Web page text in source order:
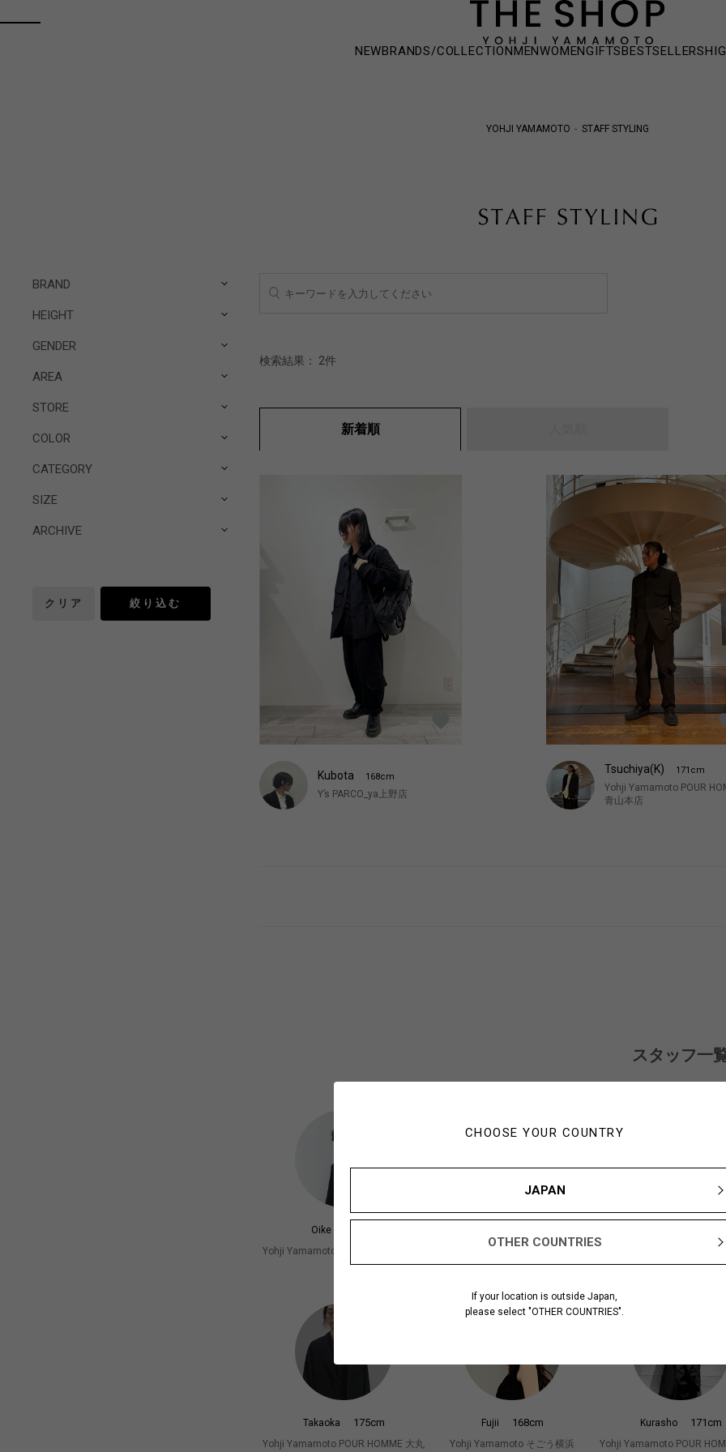
CHOOSE YOUR COUNTRY
JAPAN
OTHER COUNTRIES
If your location is outside Japan,
please select "OTHER COUNTRIES".
NEWBRANDS/COLLECTIONMENWOMENGIFTSBESTSELLERS
YOHJI YAMAMOTO STAFF STYLING
検索結果： 2件
新着順
Kubota 168cm
Y’s PARCO_ya上野店
Tsuchiya(K) 171cm
Yohji Yamamoto POUR
青山本店
スタッフ一
Oike
Yohji Yamamoto POUR HOMME 大丸
札幌
札幌
Yohji Yamamoto POUR
屋PARCO midi
Takaoka 175cm
Yohji Yamamoto POUR HOMME 大丸
Fujii 168cm
Yohji Yamamoto そごう横浜
Kurasho 171cm
Yohji Yamamoto POUR
BRAND
HEIGHT
GENDER
AREA
STORE
COLOR
CATEGORY
SIZE
ARCHIVE
クリア 絞り込む